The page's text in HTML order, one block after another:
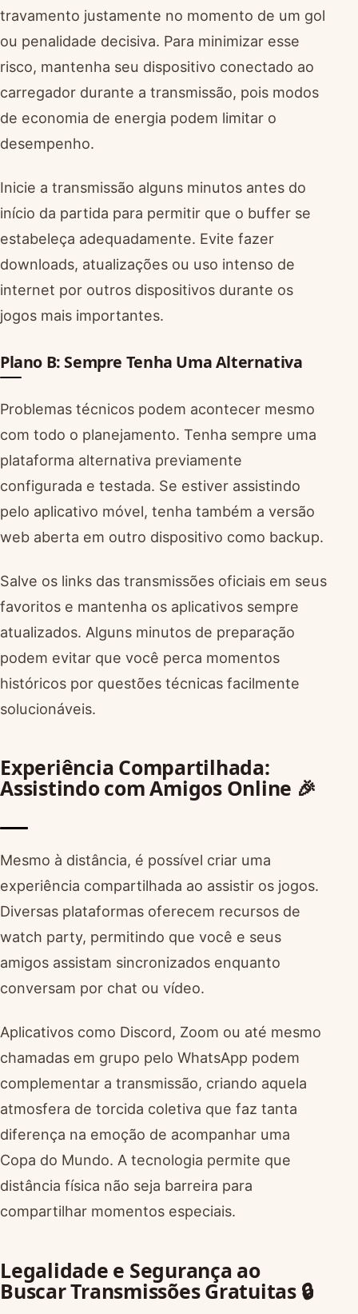
travamento justamente no momento de um gol
ou penalidade decisiva. Para minimizar esse
risco, mantenha seu dispositivo conectado ao
carregador durante a transmissão, pois modos
de economia de energia podem limitar o
desempenho.
Inicie a transmissão alguns minutos antes do
início da partida para permitir que o buffer se
estabeleça adequadamente. Evite fazer
downloads, atualizações ou uso intenso de
internet por outros dispositivos durante os
jogos mais importantes.
Plano B: Sempre Tenha Uma Alternativa
Problemas técnicos podem acontecer mesmo
com todo o planejamento. Tenha sempre uma
plataforma alternativa previamente
configurada e testada. Se estiver assistindo
pelo aplicativo móvel, tenha também a versão
web aberta em outro dispositivo como backup.
Salve os links das transmissões oficiais em seus
favoritos e mantenha os aplicativos sempre
atualizados. Alguns minutos de preparação
podem evitar que você perca momentos
históricos por questões técnicas facilmente
solucionáveis.
Experiência Compartilhada:
Assistindo com Amigos Online 🎉
Mesmo à distância, é possível criar uma
experiência compartilhada ao assistir os jogos.
Diversas plataformas oferecem recursos de
watch party, permitindo que você e seus
amigos assistam sincronizados enquanto
conversam por chat ou vídeo.
Aplicativos como Discord, Zoom ou até mesmo
chamadas em grupo pelo WhatsApp podem
complementar a transmissão, criando aquela
atmosfera de torcida coletiva que faz tanta
diferença na emoção de acompanhar uma
Copa do Mundo. A tecnologia permite que
distância física não seja barreira para
compartilhar momentos especiais.
Legalidade e Segurança ao
Buscar Transmissões Gratuitas 🔒